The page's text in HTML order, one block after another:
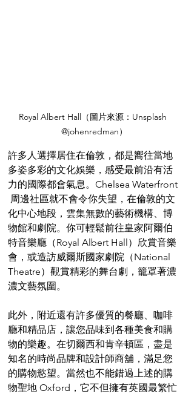
Royal Albert Hall（圖片來源：Unsplash
@johenredman）
許多人選擇居住在倫敦，都是嚮往當地
多姿多彩的文化娛樂，感受最前沿有活
力的國際都會氣息。Chelsea Waterfront
周邊社區就不會令你失望，在倫敦的文
化中心地段，雲集無數的藝術機構、博
物館和劇院。你可輕鬆前往皇家阿爾伯
特音樂廳（Royal Albert Hall）欣賞音樂
會，或造訪威爾斯國家劇院（National
Theatre）觀賞精彩的舞台劇，籠罩著濃
濃文藝氛圍。
此外，附近還有許多優質的餐廳、咖啡
廳和精品店，讓您品味到各種美食和購
物的樂趣。在切爾西和肯辛頓區，盡是
知名的時尚品牌和設計師商舖，滿足您
的購物慾望。當然也不能錯過上述的購
物聖地 Oxford，它不但擁有英國最繁忙